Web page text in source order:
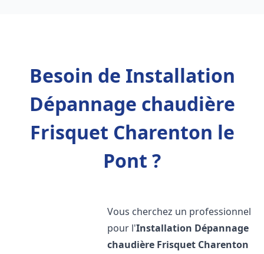
Besoin de Installation
Dépannage chaudière
Frisquet Charenton le
Pont ?
Vous cherchez un professionnel
pour l'Installation Dépannage
chaudière Frisquet Charenton